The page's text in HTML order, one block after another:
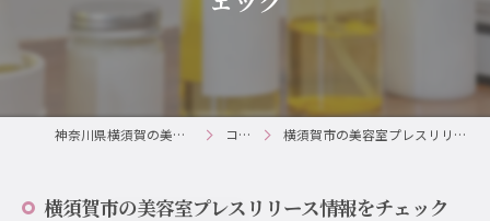
神奈川県横須賀の美容室ならSUCRE. コラム 横須賀市の美容室プレスリリース情報をチェック
横須賀市の美容室プレスリリース情報をチェック